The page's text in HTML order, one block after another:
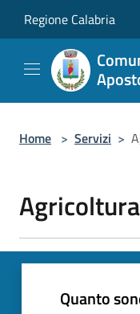
Regione Calabria
Home > Servizi >
Quanto